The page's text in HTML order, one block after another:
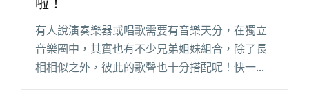
有人說演奏樂器或唱歌需要有音樂天分，在獨立
音樂圈中，其實也有不少兄弟姐妹組合，除了長
相相似之外，彼此的歌聲也十分搭配呢！快一起